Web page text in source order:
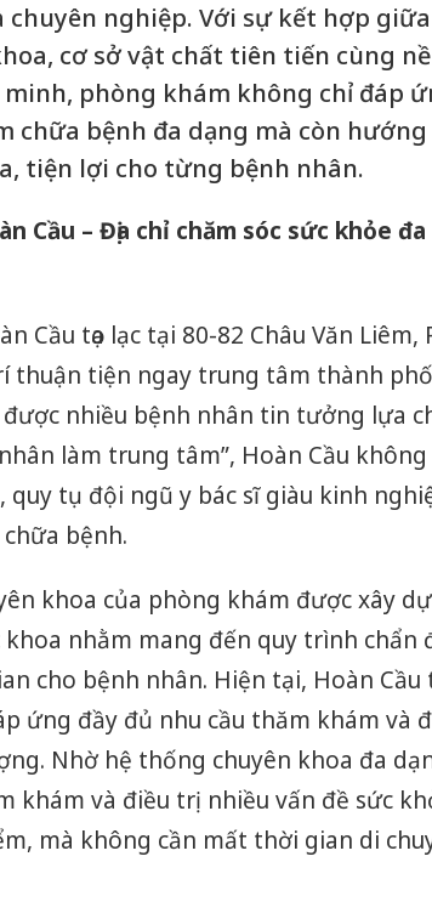
chuyên nghiệp. Với sự kết hợp
cơ sở vật chất tiên tiến cùng
phòng khám không chỉ đáp
chữa bệnh đa dạng mà còn
tiện lợi cho từng bệnh nhân.
Cầu – Địa chỉ chăm sóc sức khỏe
Cầu tọa lạc tại 80-82 Châu Văn Liêm,
thuận tiện ngay trung tâm thành
nhiều bệnh nhân tin tưởng lựa
làm trung tâm”, Hoàn Cầu
quy tụ đội ngũ y bác sĩ giàu kinh
bệnh.
khoa của phòng khám được xây
nhằm mang đến quy trình chẩn
cho bệnh nhân. Hiện tại, Hoàn Cầu
ứng đầy đủ nhu cầu thăm khám và
Nhờ hệ thống chuyên khoa đa
khám và điều trị nhiều vấn đề sức
mà không cần mất thời gian di